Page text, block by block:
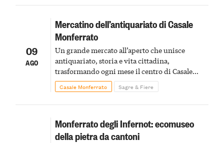
09
AGO
Mercatino dell’antiquariato di Casale
Monferrato
Un grande mercato all’aperto che unisce
antiquariato, storia e vita cittadina,
trasformando ogni mese il centro di Casale
Monferrato in un luogo di scoperta e racconto
Casale Monferrato Sagre & Fiere
Monferrato degli Infernot: ecomuseo
della pietra da cantoni